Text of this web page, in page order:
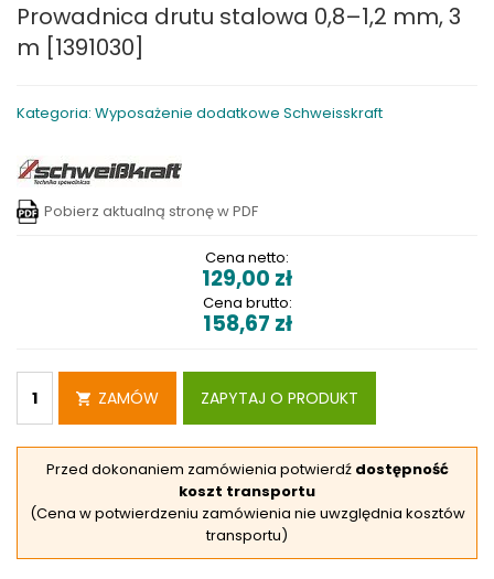
Prowadnica drutu stalowa 0,8–1,2 mm, 3
m [1391030]
Kategoria: Wyposażenie dodatkowe Schweisskraft
Pobierz aktualną stronę w PDF
Cena netto:
129,00 zł
Cena brutto:
158,67 zł
ZAMÓW ZAPYTAJ O PRODUKT
Przed dokonaniem zamówienia potwierdź dostępność
koszt transportu
(Cena w potwierdzeniu zamówienia nie uwzględnia kosztów
transportu)